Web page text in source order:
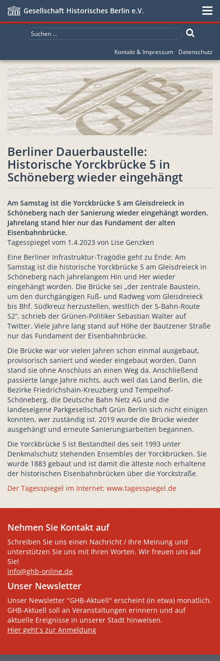
Gesellschaft Historisches Berlin e.V.
Kontakt & Impressum Datenschutz
Berliner Dauerbaustelle:
Historische Yorckbrücke 5 in
Schöneberg wieder eingehängt
Am Samstag ist die Yorckbrücke 5 am Gleisdreieck in
Schöneberg nach der Sanierung wieder eingehängt worden.
Jahrelang stand hier nur das Fundament der alten
Eisenbahnbrücke.
Tagesspiegel vom 1.4.2023 von Lise Genzken
Eine Berliner Infrastruktur-Tragödie geht zu Ende: Am
Samstag ist die historische Yorckbrücke 5 am Gleisdreieck in
Schöneberg nach jahrelangem Hin und Her wieder
eingehängt worden. Die Brücke sei „der zentrale Baustein,
um den durchgängigen Fuß- und Radweg vom Gleisdreieck
bis Bhf. Südkreuz herzustellen, westlich der S-Bahn-Route
S2“, schrieb der Grünen-Politiker Sebastian Walter auf
Twitter. Viele Jahre lang stand auf Höhe der Bautzener Straße
nur das Fundament der Eisenbahnbrücke.
Die Brücke war vor vielen Jahren schon einmal ausgebaut,
provisorisch saniert und wieder eingebaut worden. Dann
stand sie ohne Anschluss an einen Weg da. Anschließend
passierte lange Jahre nichts, auch weil das Land Berlin, die
Bezirke Friedrichshain-Kreuzberg und Tempelhof-
Schöneberg, die Deutsche Bahn Netz AG und die
landeseigene Parkgesellschaft Grün Berlin sich nicht einigen
konnten, wer zuständig ist. 2019 wurde die Brücke wieder
ausgehängt und erneute Sanierungsarbeiten begannen.
Die Yorckbrücke 5 ist Bestandteil des seit 1993 unter
Denkmalschutz stehenden Ensembles der Yorckbrücken. Sie
wurde 1883 gebaut und ist damit die älteste noch erhaltene
der historischen Eisenbahnbrücken über die Yorckstraße.
Der Tagesspiegel im Internet: www.tagesspiegel.de
Nehmen Sie Kontakt auf
Schreiben Sie uns einen Nachricht / Ihre Meinung und
unterstützen Sie uns mit Ihren Worten. Wir freuen uns auf
Sie!
info@ghb-online.de
Unser Newsletter
Unser Newsletter "GHB-Aktuell" erscheint (in etwa) monatlich.
GHB-Aktuell soll an Veranstaltungen erinnern und auf
aktuelle Ereignisse in unserer Stadt hinweisen.
Hier geht´s zur Anmeldung